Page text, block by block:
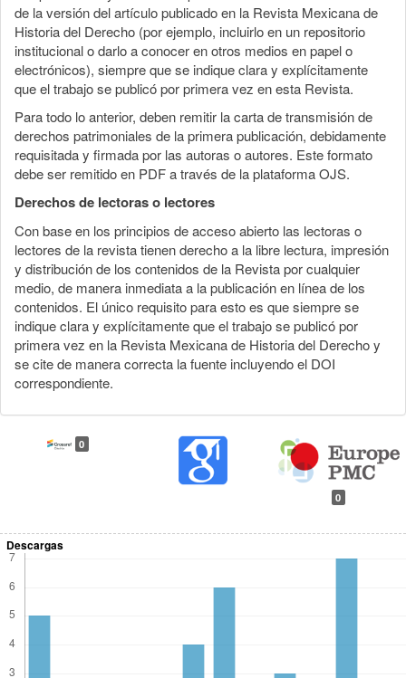
de la versión del artículo publicado en la Revista Mexicana de
Historia del Derecho (por ejemplo, incluirlo en un repositorio
institucional o darlo a conocer en otros medios en papel o
electrónicos), siempre que se indique clara y explícitamente
que el trabajo se publicó por primera vez en esta Revista.
Para todo lo anterior, deben remitir la carta de transmisión de
derechos patrimoniales de la primera publicación, debidamente
requisitada y firmada por las autoras o autores. Este formato
debe ser remitido en PDF a través de la plataforma OJS.
Derechos de lectoras o lectores
Con base en los principios de acceso abierto las lectoras o
lectores de la revista tienen derecho a la libre lectura, impresión
y distribución de los contenidos de la Revista por cualquier
medio, de manera inmediata a la publicación en línea de los
contenidos. El único requisito para esto es que siempre se
indique clara y explícitamente que el trabajo se publicó por
primera vez en la Revista Mexicana de Historia del Derecho y
se cite de manera correcta la fuente incluyendo el DOI
correspondiente.
0
0
Descargas